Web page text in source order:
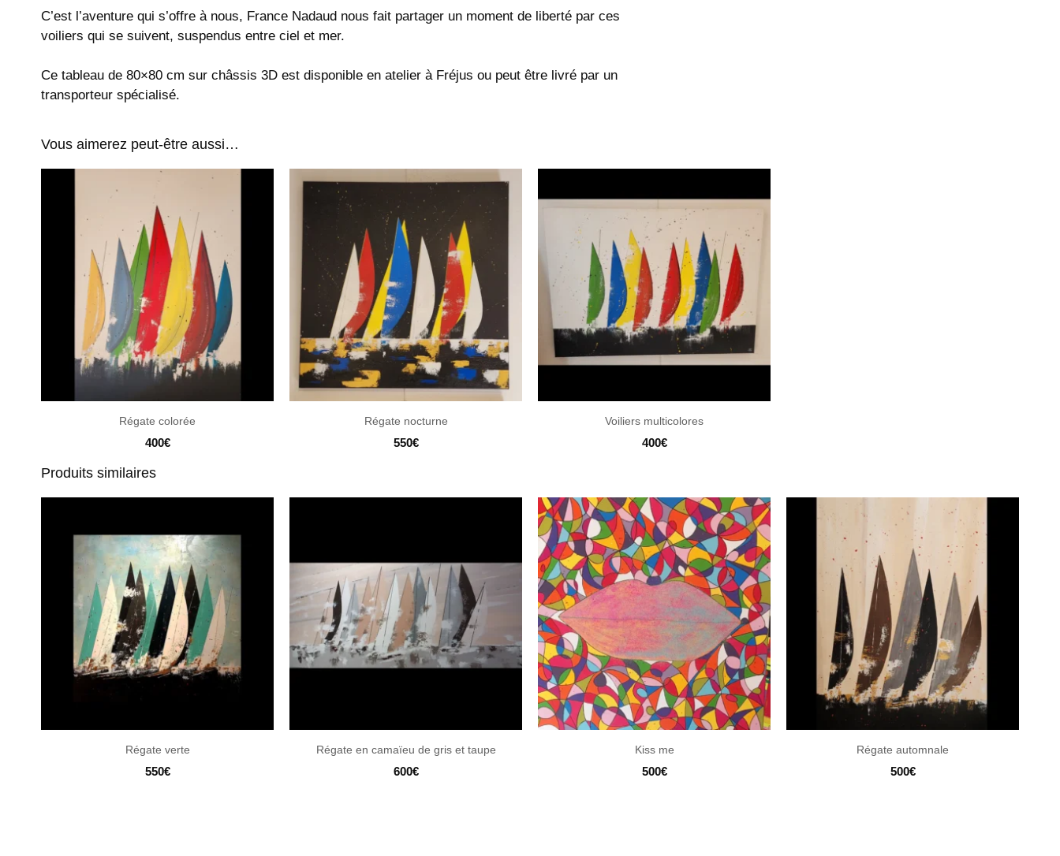
C’est l’aventure qui s’offre à nous, France Nadaud nous fait partager un moment de liberté par ces
voiliers qui se suivent, suspendus entre ciel et mer.
Ce tableau de 80×80 cm sur châssis 3D est disponible en atelier à Fréjus ou peut être livré par un
transporteur spécialisé.
Vous aimerez peut-être aussi…
Régate colorée
400€
Régate nocturne
550€
Voiliers multicolores
400€
Produits similaires
Régate verte
550€
Régate en camaïeu de gris et taupe
600€
Kiss me
500€
Régate automnale
500€